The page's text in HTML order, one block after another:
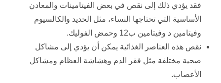
فقد يؤدي ذلك إلى نقص في بعض الفيتامينات والمعادن
الأساسية التي تحتاجها النساء، مثل الحديد والكالسيوم
وفيتامين د وفيتامين ب12 وحمض الفوليك.
نقص هذه العناصر الغذائية يمكن أن يؤدي إلى مشاكل
صحية مختلفة مثل فقر الدم وهشاشة العظام ومشاكل
الأعصاب.